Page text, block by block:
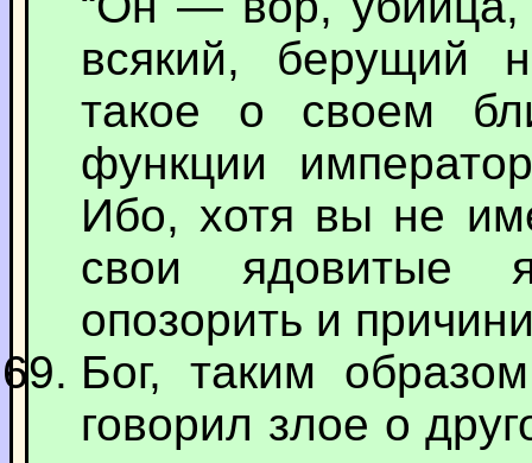
всякий, берущий
такое о своем
функции
Ибо, хотя вы не
свои ядовитые
опозорить и
Бог, таким
говорил злое о